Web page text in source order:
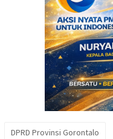
DPRD Provinsi Gorontalo